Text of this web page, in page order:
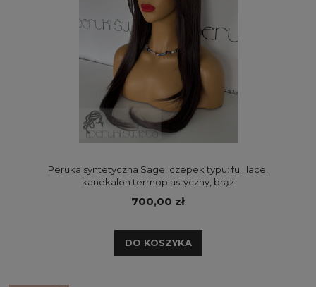
Peruka syntetyczna Sage, czepek typu: full lace,
kanekalon termoplastyczny, brąz
700,00 zł
DO KOSZYKA